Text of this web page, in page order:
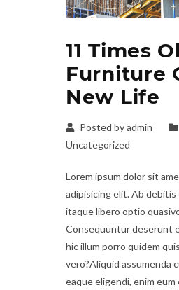
11 Times
Furniture
New Life
Posted by admin
Uncategorized
Lorem ipsum dolor sit
adipisicing elit. Ab debitis
itaque libero optio
Consequuntur deserunt
hic illum porro quidem
vero?Aliquid assumenda
eaque eligendi, enim